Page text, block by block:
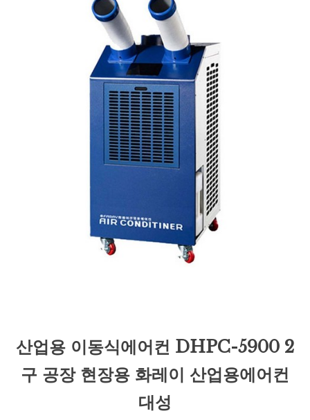
산업용 이동식에어컨 DHPC-5900 2
구 공장 현장용 화레이 산업용에어컨
대성